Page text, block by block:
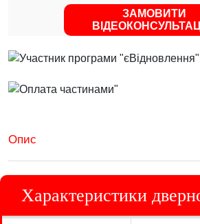
ЗАМОВИТИ
Опис
Характеристики